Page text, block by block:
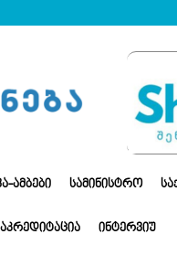
ᲐᲛᲑᲔᲑᲘ ᲡᲐᲛᲘᲜᲘᲡᲢᲠᲝ
ᲐᲙᲠᲔᲓᲘᲢᲐᲪᲘᲐ ᲘᲜᲢᲔᲠᲕᲘᲣ